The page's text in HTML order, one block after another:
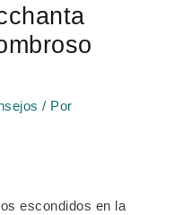
/ Por
escondidos en la